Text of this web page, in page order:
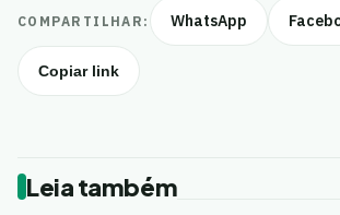
COMPARTILHAR: WhatsApp
Copiar link
Leia também